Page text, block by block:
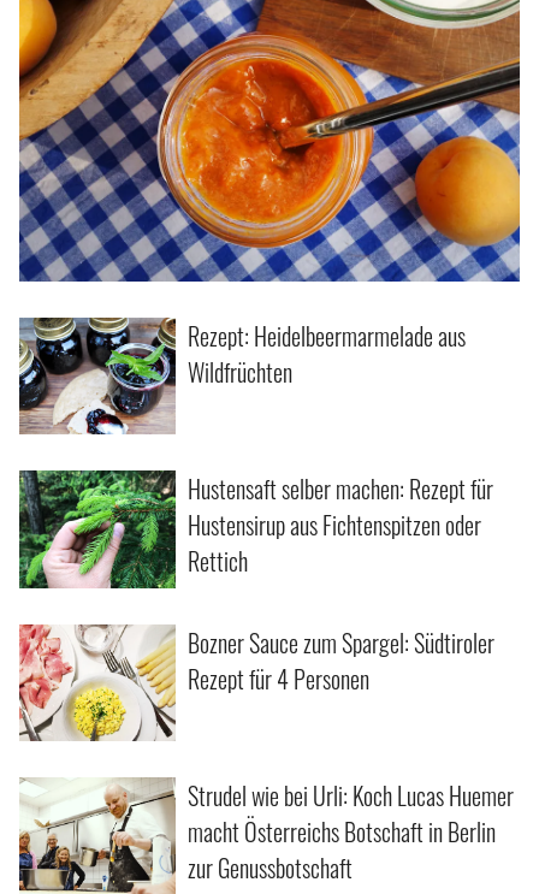
Rezept: Heidelbeermarmelade aus
Wildfrüchten
Hustensaft selber machen: Rezept für
Hustensirup aus Fichtenspitzen oder
Rettich
Bozner Sauce zum Spargel: Südtiroler
Rezept für 4 Personen
Strudel wie bei Urli: Koch Lucas Huemer
macht Österreichs Botschaft in Berlin
zur Genussbotschaft